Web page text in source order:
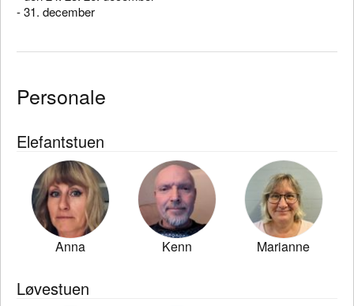
- 31. december
Personale
Elefantstuen
Anna Kenn Marianne
Løvestuen